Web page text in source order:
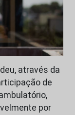
através da
de
por